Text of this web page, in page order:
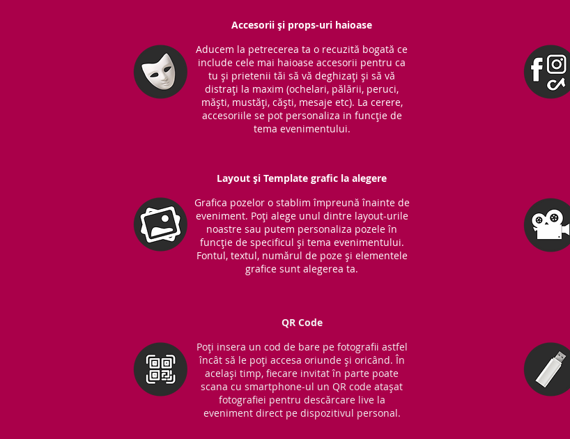
Accesorii și props-uri haioase
Aducem la petrecerea ta o recuzită bogată ce
include cele mai haioase accesorii pentru ca
tu și prietenii tăi să vă deghizați și să vă
distrați la maxim (ochelari, pălării, peruci,
măști, mustăți, căști, mesaje etc). La cerere,
accesoriile se pot personaliza in funcție de
tema evenimentului.
Layout și Template grafic la alegere
Grafica pozelor o stablim împreună înainte de
eveniment. Poți alege unul dintre layout-urile
noastre sau putem personaliza pozele în
funcție de specificul și tema evenimentului.
Fontul, textul, numărul de poze și elementele
grafice sunt alegerea ta.
QR Code
Poți insera un cod de bare pe fotografii astfel
încât să le poți accesa oriunde și oricând. În
același timp, fiecare invitat în parte poate
scana cu smartphone-ul un QR code atașat
fotografiei pentru descărcare live la
eveniment direct pe dispozitivul personal.